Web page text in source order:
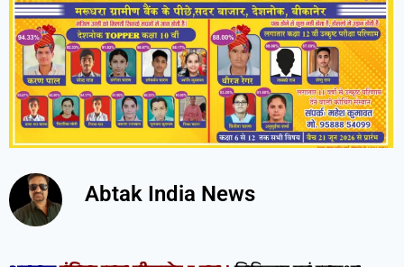
Abtak India News